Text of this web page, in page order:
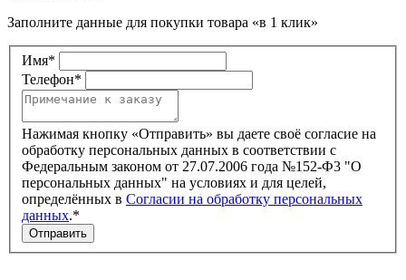
Заполните данные для покупки товара «в 1 клик»
Имя*
Телефон*
Нажимая кнопку «Отправить» вы даете своё согласие на
обработку персональных данных в соответствии с
Федеральным законом от 27.07.2006 года №152-Ф3 "О
персональных данных" на условиях и для целей,
определённых в Согласии на обработку персональных
данных.*
Отправить